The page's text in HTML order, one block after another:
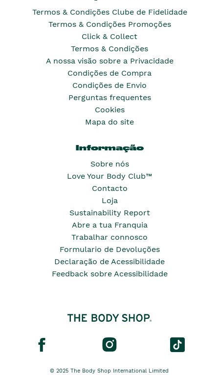
Termos & Condições Clube de Fidelidade
Termos & Condições Promoções
Click & Collect
Termos & Condições
A nossa visão sobre a Privacidade
Condições de Compra
Condições de Envio
Perguntas frequentes
Cookies
Mapa do site
Informação
Sobre nós
Love Your Body Club™
Contacto
Loja
Sustainability Report
Abre a tua Franquia
Trabalhar connosco
Formulario de Devoluções
Declaração de Acessibilidade
Feedback sobre Acessibilidade
© 2025 The Body Shop International Limited